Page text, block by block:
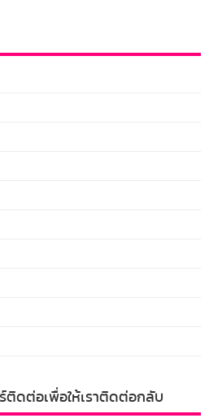
ติดต่อเพื่อให้เราติดต่อกลับ